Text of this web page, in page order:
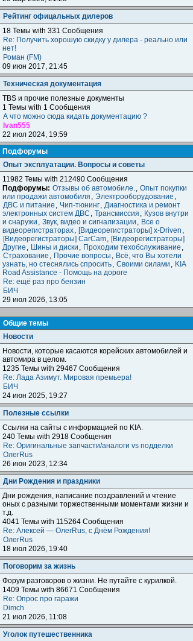
Рейтинг офицальных дилеров
18 Темы with 331 Сообщения
Re: Получить хорошую скидку у дилера - реально или
нет!
Роман (FM)
09 июн 2017, 21:45
Техническая документация
TBS и прочие полезные документы
1 Темы with 1 Сообщения
А что можно сюда кидать документацию ?
Ivan555
22 июл 2024, 19:59
Подфорумы
Опыт эксплуатации. Вопросы и советы
11982 Темы with 212490 Сообщения
Подфорумы: Отзывы об автомобиле., Опыт покупки
или продажи автомобиля , Электрооборудование ,
ДВС и питание , Чип-тюнинг, Диагностика и ремонт
электронных систем ДВС , Трансмиссия , Кузов внутри
и снаружи , Звук, видео и сигнализации , Все о
видеорегистраторах, [Видеорегистраторы] x-Driven ,
[Видеорегистраторы] CarCam, [Видеорегистраторы]
Другие , Шины и диски , Проходим техобслуживание ,
Страхование , Прочие вопросы , Всё, что Вы хотели
узнать, но стеснялись спросить, Своими силами , KIA
Road Assistance - Помощь на дороге
Re: ещё раз про бензин
БИЧ
29 июл 2026, 13:05
Общие темы
Новости
Новости, которые касаются корейских автомобилей и
автомира в целом.
1235 Темы with 29467 Сообщения
Re: Лада Азимут. Мировая премьера!
БИЧ
24 июн 2025, 19:27
Полезные ссылки
Ссылки на сайты с информацией по KIA.
240 Темы with 2918 Сообщения
Re: Оригинальные запчасти/аналоги vs подделки
ОлегRus
26 июн 2023, 12:34
Дни Рождения и праздники
Дни рождения, написание поздравлений и чтение
оных с разными торжественными моментами жизни и
т.д.
4041 Темы with 115264 Сообщения
Re: Алексей — ОлегRus, с Днём Рождения!
ОлегRus
18 июл 2026, 19:40
Поговорим за жизнь
Форум разговоров о жизни. Не путайте с курилкой.
1409 Темы with 86671 Сообщения
Re: Опрос про гаражи
Dimch
21 июл 2026, 11:08
Уголок путешественника